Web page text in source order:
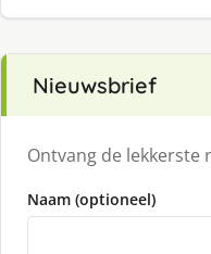
Nieuwsbrief
Ontvang de lekkerste
Naam (optioneel)